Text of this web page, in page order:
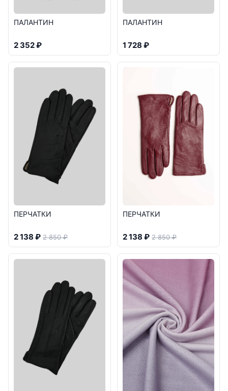
ПАЛАНТИН
2 352 ₽
ПАЛАНТИН
1 728 ₽
ПЕРЧАТКИ
2 138 ₽ 2 850 ₽
ПЕРЧАТКИ
2 138 ₽ 2 850 ₽